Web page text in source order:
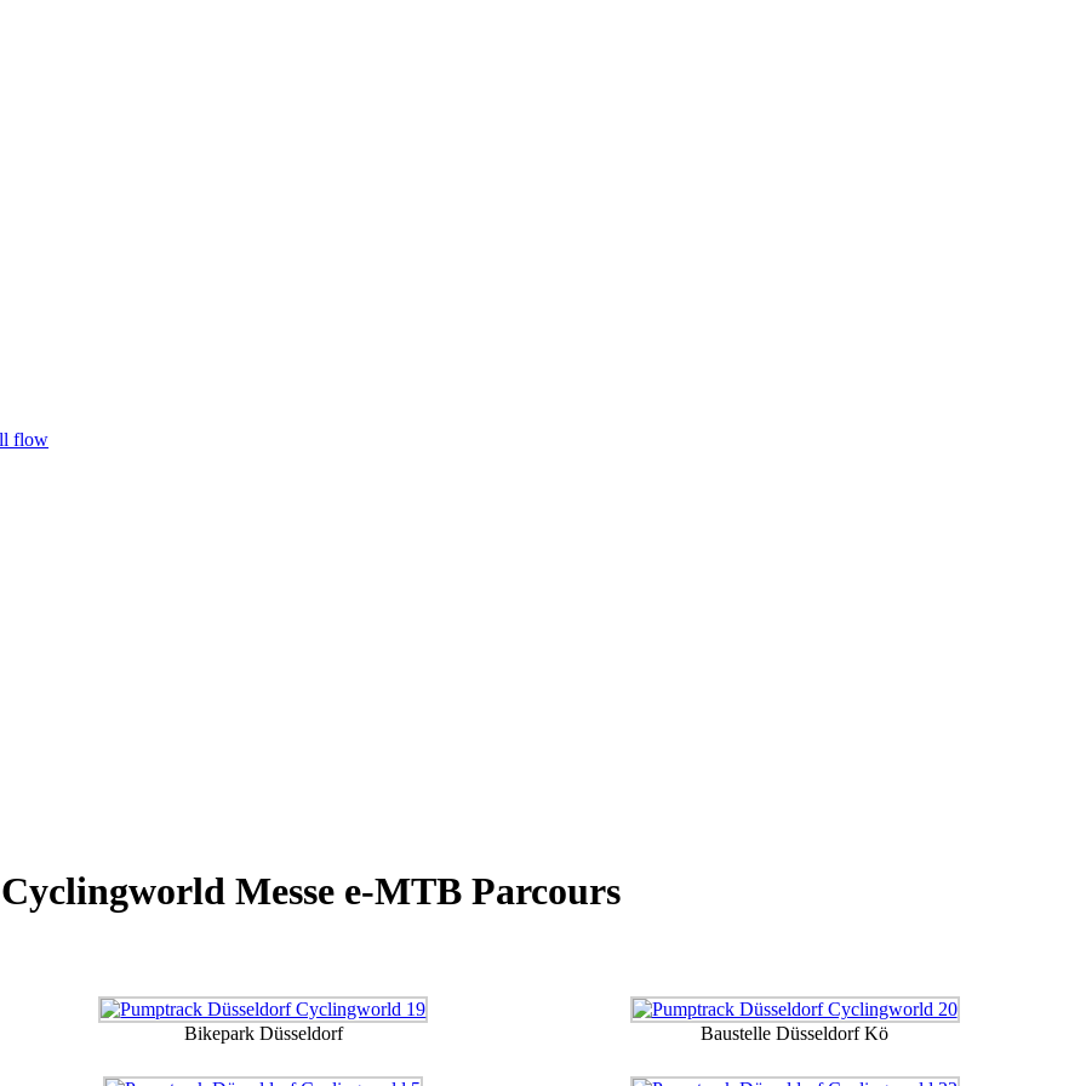
flow
Messe e-MTB Parcours
Bikepark Düsseldorf Baustelle Düsseldorf Kö